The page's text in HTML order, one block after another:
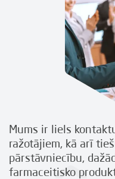
Mums ir liels
ražotājiem, kā arī
pārstāvniecību,
farmaceitisko